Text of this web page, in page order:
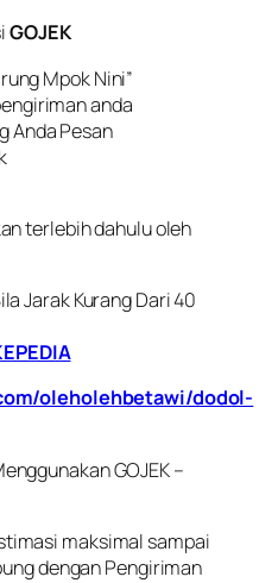
GOJEK
Mpok Nini”
anda
Anda Pesan
terlebih dahulu oleh
Jarak Kurang Dari 40
oleholehbetawi/dodol-
GOJEK –
maksimal sampai
dengan Pengiriman